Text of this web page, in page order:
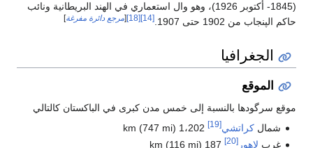
1926)، وهو وال استعماري في الهند البريطانية ونائب
مرجع دائرة مفرغة]
مدن كبرى في الباكستان كالتالي